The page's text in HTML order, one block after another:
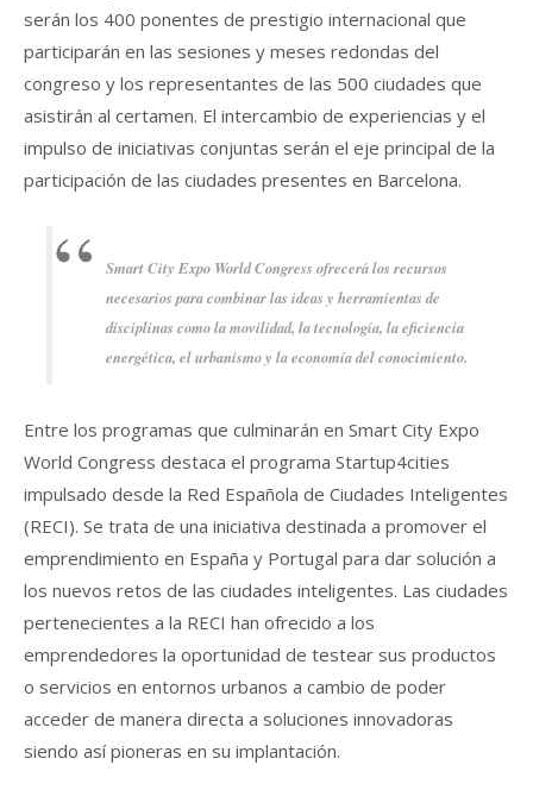
serán los 400 ponentes de prestigio internacional que
participarán en las sesiones y meses redondas del
congreso y los representantes de las 500 ciudades que
asistirán al certamen. El intercambio de experiencias y el
impulso de iniciativas conjuntas serán el eje principal de la
participación de las ciudades presentes en Barcelona.
Smart City Expo World Congress ofrecerá los recursos
necesarios para combinar las ideas y herramientas de
disciplinas como la movilidad, la tecnología, la eficiencia
energética, el urbanismo y la economía del conocimiento.
Entre los programas que culminarán en Smart City Expo
World Congress destaca el programa Startup4cities
impulsado desde la Red Española de Ciudades Inteligentes
(RECI). Se trata de una iniciativa destinada a promover el
emprendimiento en España y Portugal para dar solución a
los nuevos retos de las ciudades inteligentes. Las ciudades
pertenecientes a la RECI han ofrecido a los
emprendedores la oportunidad de testear sus productos
o servicios en entornos urbanos a cambio de poder
acceder de manera directa a soluciones innovadoras
siendo así pioneras en su implantación.